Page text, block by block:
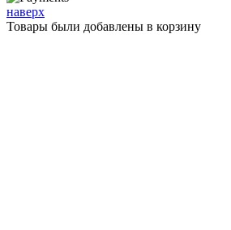
наверх
Товары были добавлены в корзину